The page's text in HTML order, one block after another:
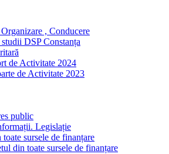
, Conducere
DSP Constanța
de Activitate 2024
de Activitate 2023
public
Legislație
sursele de finanțare
din toate sursele de finanțare